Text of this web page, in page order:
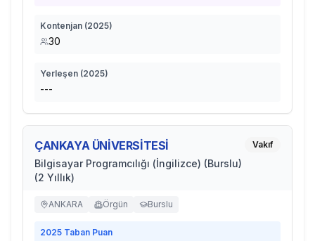
Kontenjan (2025)
30
Yerleşen (2025)
---
ÇANKAYA ÜNİVERSİTESİ
Bilgisayar Programcılığı (İngilizce) (Burslu)
(2 Yıllık)
Vakıf
ANKARA Örgün Burslu
2025 Taban Puan